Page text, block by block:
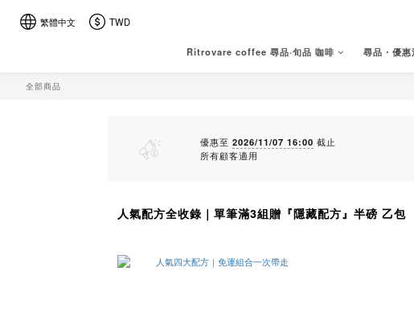
繁體中文 TWD
Ritrovare coffee 尋品·旬品 咖啡 尋品・優惠
全部商品
優惠至 2026/11/07 16:00 截止
所有顧客適用
人氣配方全收錄｜單筆滿3組贈『隱藏配方』半磅 乙包